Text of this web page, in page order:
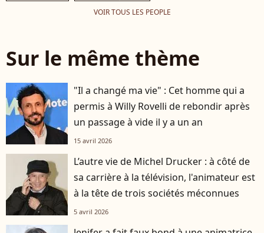
VOIR TOUS LES PEOPLE
Sur le même thème
"Il a changé ma vie" : Cet homme qui a
permis à Willy Rovelli de rebondir après
un passage à vide il y a un an
15 avril 2026
L’autre vie de Michel Drucker : à côté de
sa carrière à la télévision, l'animateur est
à la tête de trois sociétés méconnues
5 avril 2026